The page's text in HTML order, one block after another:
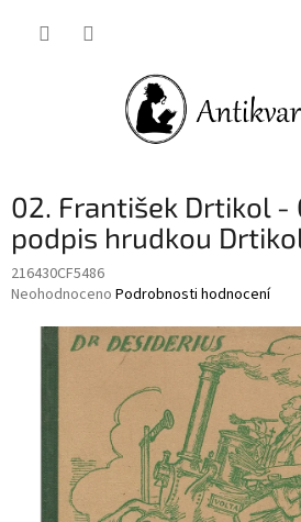
02. František Drtikol -
podpis hrudkou
216430CF5486
Průměrné
Neohodnoceno Podrobnosti hodnocení